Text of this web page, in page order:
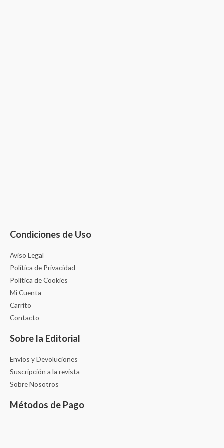
Condiciones de Uso
Aviso Legal
Política de Privacidad
Política de Cookies
Mi Cuenta
Carrito
Contacto
Sobre la Editorial
Envíos y Devoluciones
Suscripción a la revista
Sobre Nosotros
Métodos de Pago